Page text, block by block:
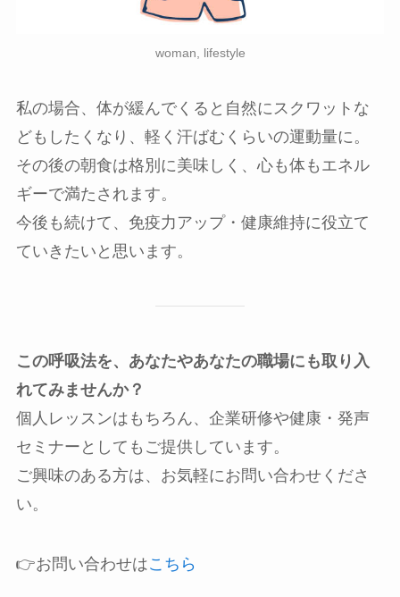
woman, lifestyle
私の場合、体が緩んでくると自然にスクワットな
どもしたくなり、軽く汗ばむくらいの運動量に。
その後の朝食は格別に美味しく、心も体もエネル
ギーで満たされます。
今後も続けて、免疫力アップ・健康維持に役立て
ていきたいと思います。
この呼吸法を、あなたやあなたの職場にも取り入
れてみませんか？
個人レッスンはもちろん、企業研修や健康・発声
セミナーとしてもご提供しています。
ご興味のある方は、お気軽にお問い合わせくださ
い。
👉お問い合わせはこちら